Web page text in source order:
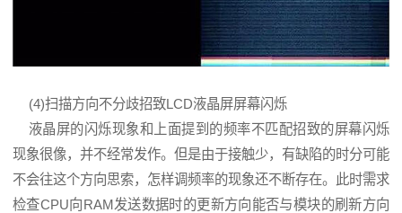
(4)扫描方向不分歧招致LCD液晶屏屏幕闪烁
液晶屏的闪烁现象和上面提到的频率不匹配招致的屏幕闪烁
现象很像，并不经常发作。但是由于接触少，有缺陷的时分可能
不会往这个方向思索，怎样调频率的现象还不断存在。此时需求
检查CPU向RAM发送数据时的更新方向能否与模块的刷新方向